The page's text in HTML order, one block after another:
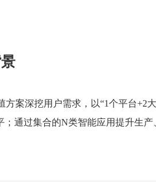
方案深挖用户需求，以“1个平台+2
；通过集合的N类智能应用提升生